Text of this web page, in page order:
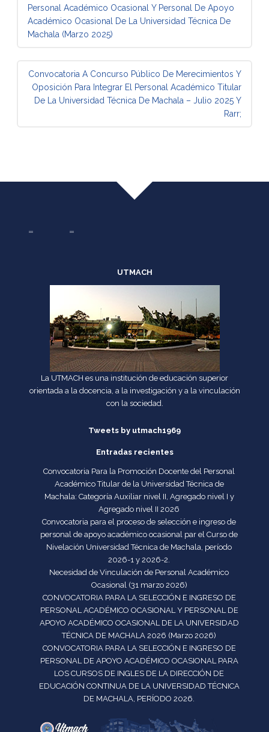
Personal Académico Ocasional Y Personal De Apoyo
Académico Ocasional De La Universidad Técnica De
Machala (Marzo 2025)
Convocatoria A Concurso Público De Merecimientos Y
Oposición Para Integrar El Personal Académico Titular
De La Universidad Técnica De Machala – Julio 2025Y
Rarr;
UTMACH
La UTMACH es una institución de educación superior
orientada a la docencia, a la investigación y a la vinculación
con la sociedad.
Tweets by utmach1969
Entradas recientes
Convocatoria Para la Promoción Docente del Personal
Académico Titular de la Universidad Técnica de
Machala: Categoría Auxiliar nivel II, Agregado nivel I y
Agregado nivel II 2026
Convocatoria para el proceso de selección e ingreso de
personal de apoyo académico ocasional par el Curso de
Nivelación Universidad Técnica de Machala, período
2026-1 y 2026-2.
Necesidad de Vinculación de Personal Académico
Ocasional (31 marzo 2026)
CONVOCATORIA PARA LA SELECCIÓN E INGRESO DE
PERSONAL ACADÉMICO OCASIONAL Y PERSONAL DE
APOYO ACADÉMICO OCASIONAL DE LA UNIVERSIDAD
TÉCNICA DE MACHALA 2026 (Marzo 2026)
CONVOCATORIA PARA LA SELECCIÓN E INGRESO DE
PERSONAL DE APOYO ACADÉMICO OCASIONAL PARA
LOS CURSOS DE INGLES DE LA DIRECCIÓN DE
EDUCACIÓN CONTINUA DE LA UNIVERSIDAD TÉCNICA
DE MACHALA, PERÍODO 2026.